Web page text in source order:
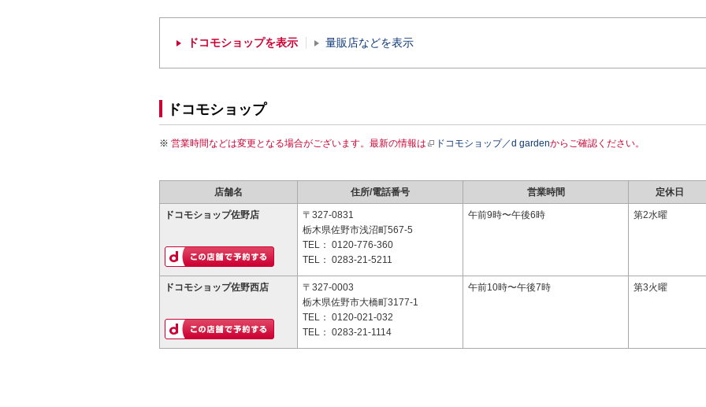
ドコモショップを表示 量販店などを表示
ドコモショップ
営業時間などは変更となる場合がございます。最新の情報は ドコモショップ／d gardenからご確認ください。
店舗名 住所/電話番号 営業時間 定休日
ドコモショップ佐野店
〒327-0831
栃木県佐野市浅沼町567-5
TEL： 0120-776-360
TEL： 0283-21-5211
午前9時〜午後6時 第2水曜
ドコモショップ佐野西店
〒327-0003
栃木県佐野市大橋町3177-1
TEL： 0120-021-032
TEL： 0283-21-1114
午前10時〜午後7時 第3火曜